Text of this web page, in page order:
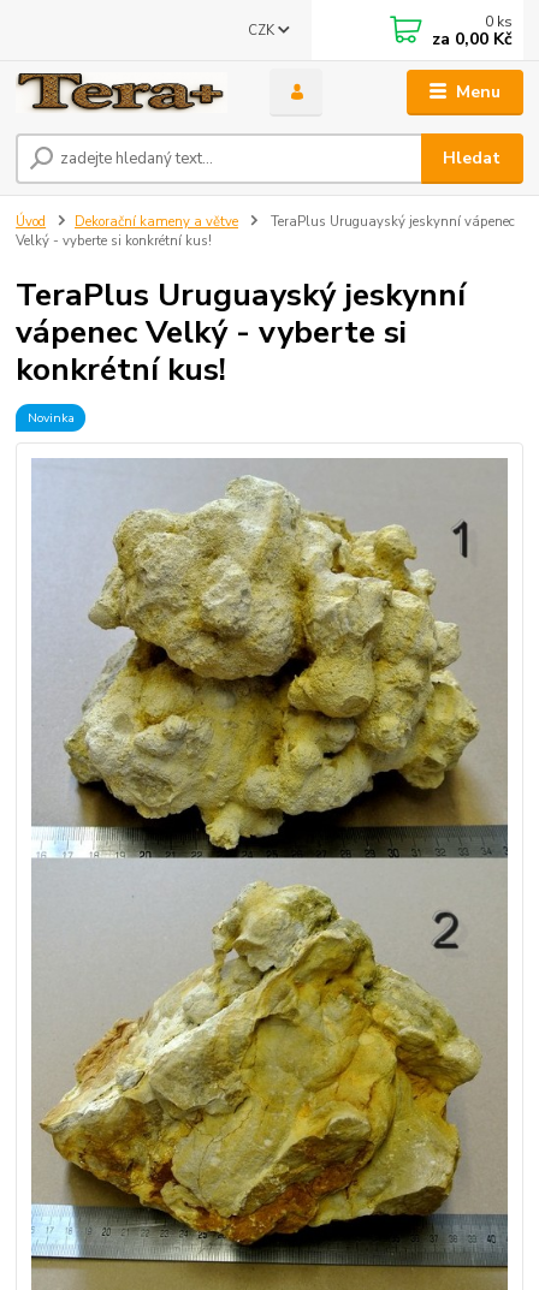
Menu
CZK
Hledat
0 ks
za 0,00 Kč
Úvod Dekorační kameny a větve
TeraPlus Uruguayský jeskynní vápenec
Velký - vyberte si konkrétní kus!
TeraPlus Uruguayský jeskynní
vápenec Velký - vyberte si
konkrétní kus!
Novinka